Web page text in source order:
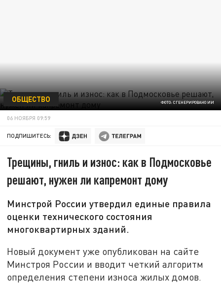
ФОТО: СГЕНЕРИРОВАНО ИИ
ОБЩЕСТВО
06 НОЯБРЯ 09:59
ПОДПИШИТЕСЬ:
Трещины, гниль и износ: как в Подмосковье
решают, нужен ли капремонт дому
Минстрой России утвердил единые правила
оценки технического состояния
многоквартирных зданий.
Новый документ уже опубликован на сайте
Минстроя России и вводит четкий алгоритм
определения степени износа жилых домов.